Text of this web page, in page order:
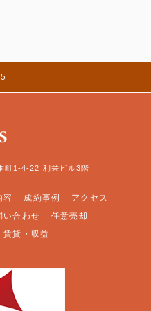
町1-4-22 利栄ビル3階
容 成約事例
アクセス
い合わせ
任意売却
賃貸・収益